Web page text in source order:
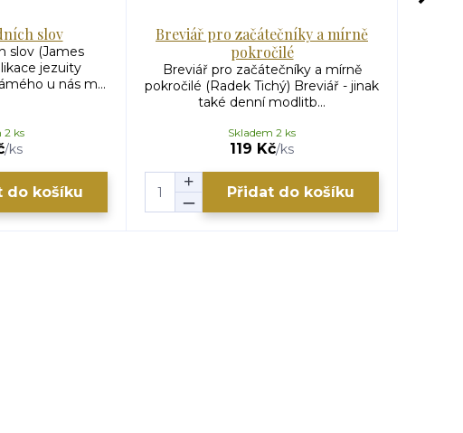
slov
slov (James
jezuity
u nás m...
/ks
2 ks
do košíku
Breviář pro začátečníky a mírně
pokročilé
Breviář pro začátečníky a mírně
pokročilé (Radek Tichý) Breviář - jinak
také denní modlitb...
119 Kč/ks
Skladem 2 ks
Přidat do košíku